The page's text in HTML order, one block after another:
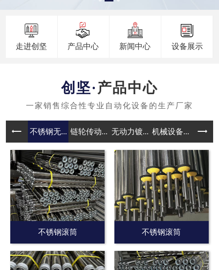
走进创坚 产品中心 新闻中心 设备展示
产品中心
不锈钢无... 链轮传动... 无动力镀... 机械设备... 无动
不锈钢滚筒 不锈钢滚筒